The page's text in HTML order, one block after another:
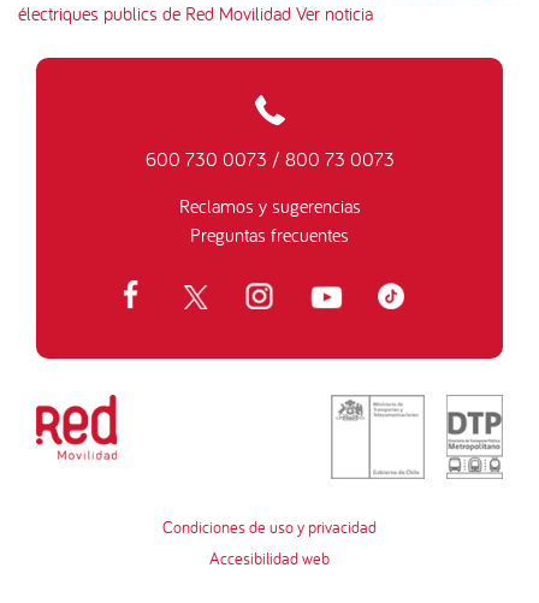
électriques publics de Red Movilidad Ver noticia
600 730 0073 / 800 73 0073
Reclamos y sugerencias
Preguntas frecuentes
Condiciones de uso y privacidad
Accesibilidad web